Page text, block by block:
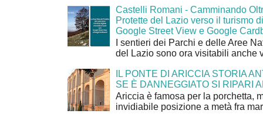
Castelli Romani - Camminando
Protette del Lazio verso il turismo
Google Street View e Google
I sentieri dei Parchi e delle Aree
del Lazio sono ora visitabili anche
IL PONTE DI ARICCIA STORIA
SE È DANNEGGIATO SI RIPARI
Ariccia è famosa per la porchetta,
invidiabile posizione a metà fra